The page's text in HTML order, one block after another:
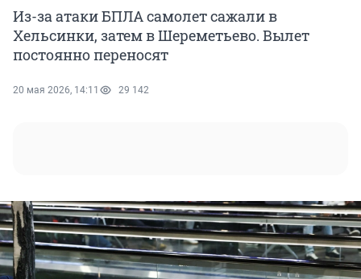
Из-за атаки БПЛА самолет сажали в
Хельсинки, затем в Шереметьево. Вылет
постоянно переносят
20 мая 2026, 14:11 29 142